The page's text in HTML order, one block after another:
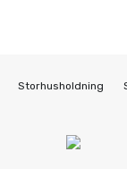
Storhusholdning